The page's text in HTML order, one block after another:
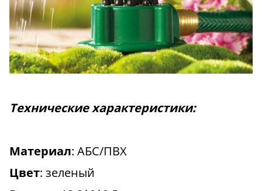
Технические характеристики:
Материал: АБС/ПВХ
Цвет: зеленый